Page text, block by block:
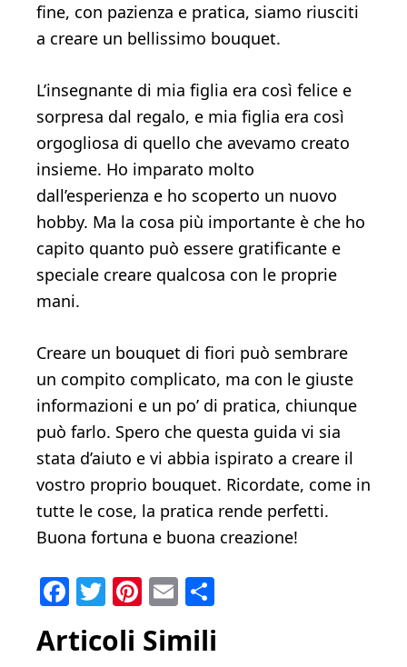
fine, con pazienza e pratica, siamo riusciti
a creare un bellissimo bouquet.
L’insegnante di mia figlia era così felice e
sorpresa dal regalo, e mia figlia era così
orgogliosa di quello che avevamo creato
insieme. Ho imparato molto
dall’esperienza e ho scoperto un nuovo
hobby. Ma la cosa più importante è che ho
capito quanto può essere gratificante e
speciale creare qualcosa con le proprie
mani.
Creare un bouquet di fiori può sembrare
un compito complicato, ma con le giuste
informazioni e un po’ di pratica, chiunque
può farlo. Spero che questa guida vi sia
stata d’aiuto e vi abbia ispirato a creare il
vostro proprio bouquet. Ricordate, come in
tutte le cose, la pratica rende perfetti.
Buona fortuna e buona creazione!
Facebook
Twitter
Pinterest
Email
Articoli Simili